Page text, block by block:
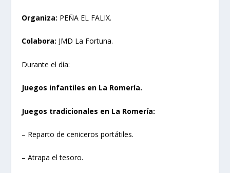
Organiza: PEÑA EL FALIX.
Colabora: JMD La Fortuna.
Durante el día:
Juegos infantiles en La Romería.
Juegos tradicionales en La Romería:
– Reparto de ceniceros portátiles.
– Atrapa el tesoro.